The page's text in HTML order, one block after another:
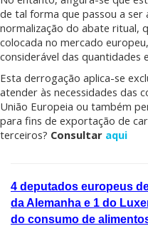
de tal forma que passou a ser
normalização do abate ritual,
colocada no mercado
considerável das quantidades
Esta derrogação aplica-se
atender às necessidades das
União Europeia ou também
para fins de exportação de
terceiros? Consultar aqui
4 deputados europeus
da Alemanha e 1 do
do consumo de